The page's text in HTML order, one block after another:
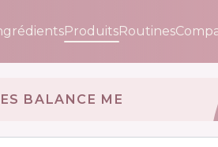
ProduitsRoutines
BALANCE ME 🇬🇧